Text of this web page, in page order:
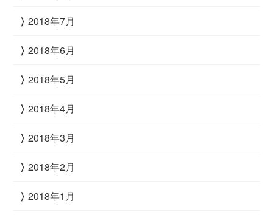
2018年7月
2018年6月
2018年5月
2018年4月
2018年3月
2018年2月
2018年1月